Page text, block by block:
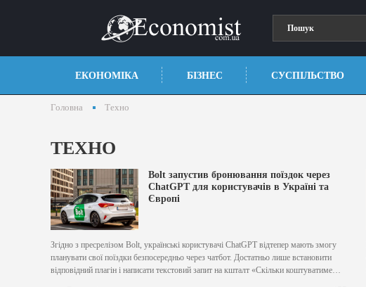
ЕКОНОМІКА БІЗНЕС СУСПІЛЬСТВО
Головна Техно
ТЕХНО
Bolt запустив бронювання поїздок через
ChatGPT для користувачів в Україні та
Європі
Згідно з пресрелізом Bolt, українські користувачі ChatGPT відтепер мають змогу
планувати свої поїздки безпосередньо через чатбот. Достатньо лише встановити
відповідний плагін і написати текстовий запит на кшталт «Скільки коштуватиме